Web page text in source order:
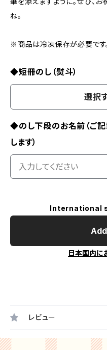
ね。
※商品は冷凍保存が必要です
◆短冊のし（熨斗）
選択
◆のし下段のお名前（ご
します）
International
日本国内に
レビュー